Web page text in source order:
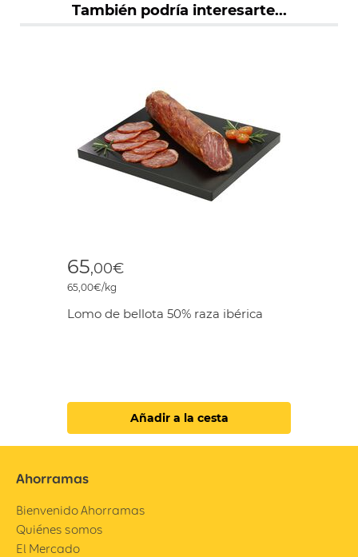
También podría interesarte...
65,00€
65,00€/kg
Lomo de bellota 50% raza ibérica
Añadir a la cesta
Ahorramas
Bienvenido Ahorramas
Quiénes somos
El Mercado